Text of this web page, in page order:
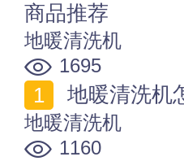
商品推荐
地暖清洗机
1695
地暖清洗机
地暖清洗机
1160